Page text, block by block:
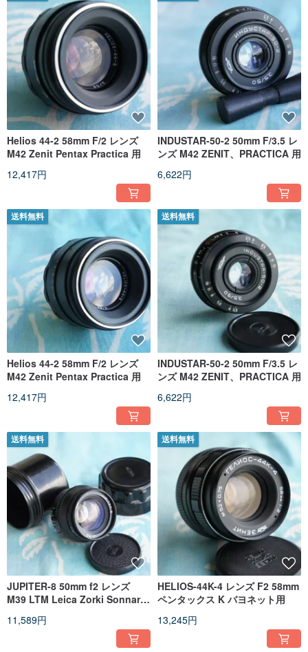
Helios 44-2 58mm F/2 レンズ
M42 Zenit Pentax Practica 用
12,417円
INDUSTAR-50-2 50mm F/3.5 レ
ンズ M42 ZENIT、PRACTICA 用
6,622円
送料無料
Helios 44-2 58mm F/2 レンズ
M42 Zenit Pentax Practica 用
12,417円
送料無料
INDUSTAR-50-2 50mm F/3.5 レ
ンズ M42 ZENIT、PRACTICA 用
6,622円
送料無料
JUPITER-8 50mm f2 レンズ
M39 LTM Leica Zorki Sonnar
11,589円
送料無料
HELIOS-44K-4 レンズ F2 58mm
ペンタックス K バヨネット用
13,245円